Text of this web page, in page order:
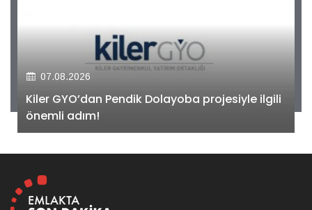
07.08.2026
Kiler GYO’dan Pendik Dolayoba projesiyle ilgili
önemli adım!